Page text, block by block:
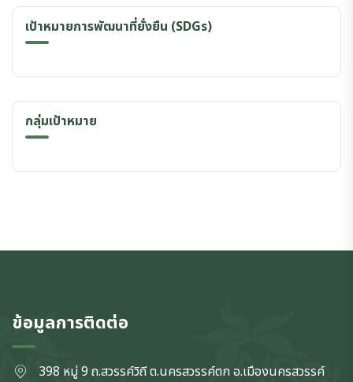
เป้าหมายการพัฒนาที่ยั่งยืน (SDGs)
กลุ่มเป้าหมาย
ข้อมูลการติดต่อ
398 หมู่ 9 ถ.สวรรค์วิถี ต.นครสวรรค์ตก อ.เมืองนครสวรรค์